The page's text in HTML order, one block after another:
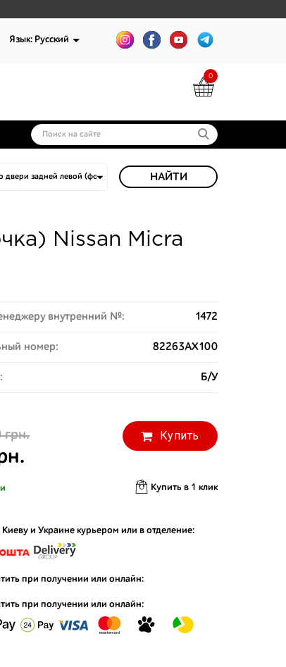
0
Язык: Русский
НАЙТИ
Nissan Micra
внутренний №: 1472
номер: 82263AX100
Б/У
грн. Купить
Купить в 1 клик
Киеву и Украине курьером или в отделение:
при получении или онлайн:
при получении или онлайн: